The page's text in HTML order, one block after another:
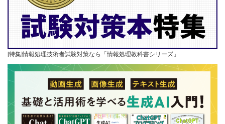
[特集]情報処理技術者試験対策なら「情報処理教科書シリーズ」